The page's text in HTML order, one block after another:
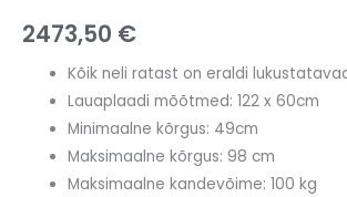
2473,50 €
Kõik neli ratast on eraldi
Lauaplaadi mõõtmed: 122 x 60cm
Minimaalne kõrgus: 49cm
Maksimaalne kõrgus: 98 cm
Maksimaalne kandevõime: 100 kg